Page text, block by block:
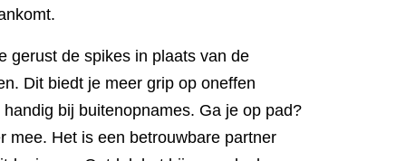
gerust de spikes in plaats van de
Dit biedt je meer grip op oneffen
bij buitenopnames. Ga je op pad?
mee. Het is een betrouwbare partner